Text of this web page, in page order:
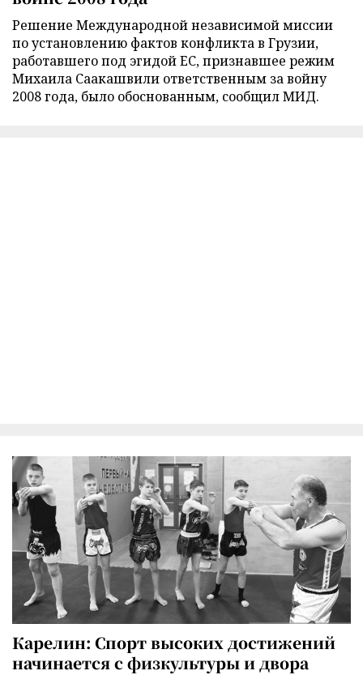
Решение Международной независимой миссии
по установлению фактов конфликта в Грузии,
работавшего под эгидой ЕС, признавшее режим
Михаила Саакашвили ответственным за войну
2008 года, было обоснованным, сообщил МИД.
Карелин: Спорт высоких достижений
начинается с физкультуры и двора